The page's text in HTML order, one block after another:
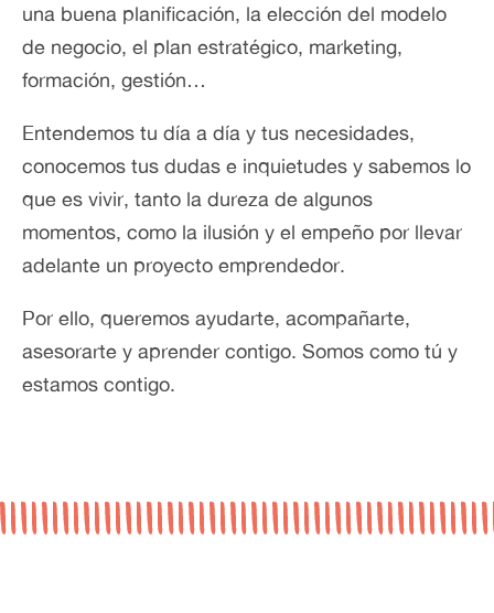
una buena planificación, la elección del modelo
de negocio, el plan estratégico, marketing,
formación, gestión…
Entendemos tu día a día y tus necesidades,
conocemos tus dudas e inquietudes y sabemos lo
que es vivir, tanto la dureza de algunos
momentos, como la ilusión y el empeño por llevar
adelante un proyecto emprendedor.
Por ello, queremos ayudarte, acompañarte,
asesorarte y aprender contigo. Somos como tú y
estamos contigo.